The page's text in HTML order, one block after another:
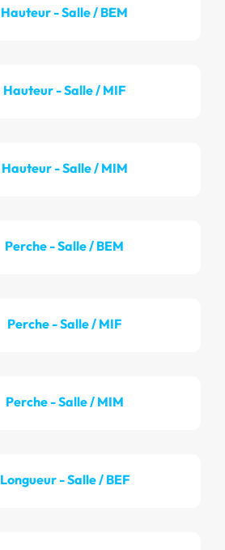
Hauteur - Salle / BEM
Hauteur - Salle / MIF
Hauteur - Salle / MIM
Perche - Salle / BEM
Perche - Salle / MIF
Perche - Salle / MIM
Longueur - Salle / BEF